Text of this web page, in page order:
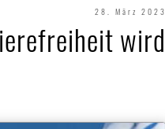
28. März 2023
wird